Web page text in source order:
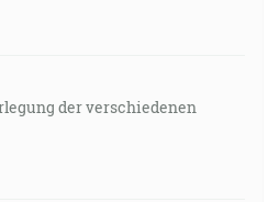
der verschiedenen